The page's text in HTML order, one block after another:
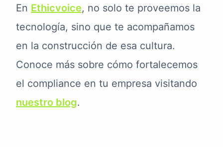
En Ethicvoice, no solo te proveemos la
tecnología, sino que te acompañamos
en la construcción de esa cultura.
Conoce más sobre cómo fortalecemos
el compliance en tu empresa visitando
nuestro blog.